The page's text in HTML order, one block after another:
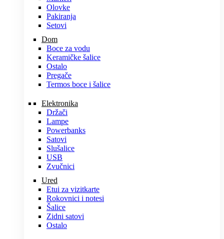
Olovke
Pakiranja
Setovi
Dom
Boce za vodu
Keramičke šalice
Ostalo
Pregače
Termos boce i šalice
Elektronika
Držači
Lampe
Powerbanks
Satovi
Slušalice
USB
Zvučnici
Ured
Etui za vizitkarte
Rokovnici i notesi
Šalice
Zidni satovi
Ostalo